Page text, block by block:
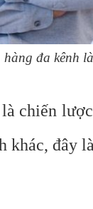
hàng đa kênh
chiến
khác, đây